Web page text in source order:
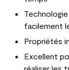
facilement
Propriétés
Excellent
réaliser les